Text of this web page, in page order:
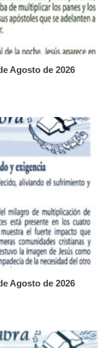
Agosto de 2026
Agosto de 2026